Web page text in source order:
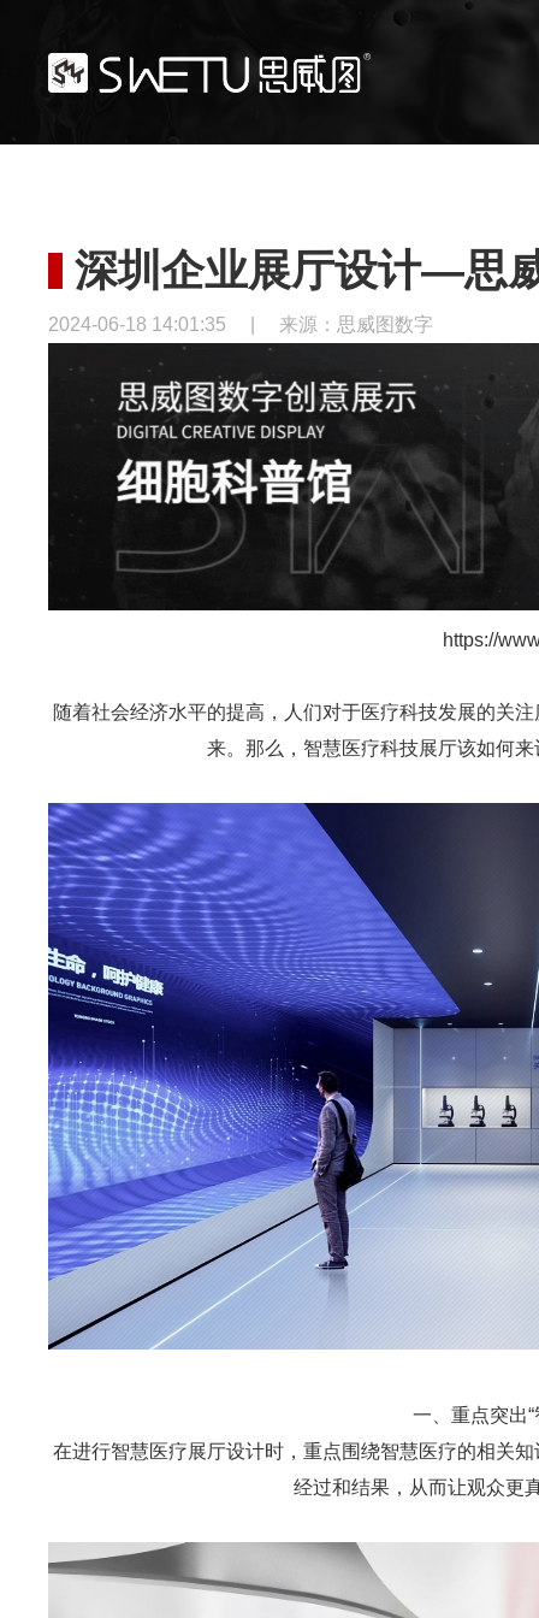
深圳企业展厅设计—思
2024-06-18 14:01:35 来源：思威图数字
https://
随着社会经济水平的提高，人们对于医疗科技发展的关
来。那么，智慧医疗科技展厅该如何
一、重点突出
在进行智慧医疗展厅设计时，重点围绕智慧医疗的相关
经过和结果，从而让观众更